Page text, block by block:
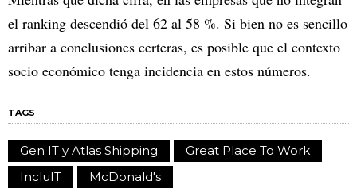
el ranking descendió del 62 al 58 %. Si bien no es sencillo
arribar a conclusiones certeras, es posible que el contexto
socio económico tenga incidencia en estos números.
TAGS
Gen IT y Atlas Shipping
Great Place To Work
IncluIT
McDonald's